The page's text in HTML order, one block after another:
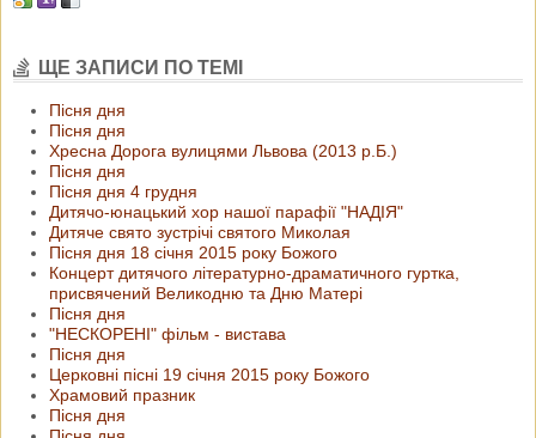
ЩЕ ЗАПИСИ ПО ТЕМІ
Пісня дня
Пісня дня
Хресна Дорога вулицями Львова (2013 р.Б.)
Пісня дня
Пісня дня 4 грудня
Дитячо-юнацький хор нашої парафії "НАДІЯ"
Дитяче свято зустрічі святого Миколая
Пісня дня 18 січня 2015 року Божого
Концерт дитячого літературно-драматичного гуртка,
присвячений Великодню та Дню Матері
Пісня дня
"НЕСКОРЕНІ" фільм - вистава
Пісня дня
Церковні пісні 19 січня 2015 року Божого
Храмовий празник
Пісня дня